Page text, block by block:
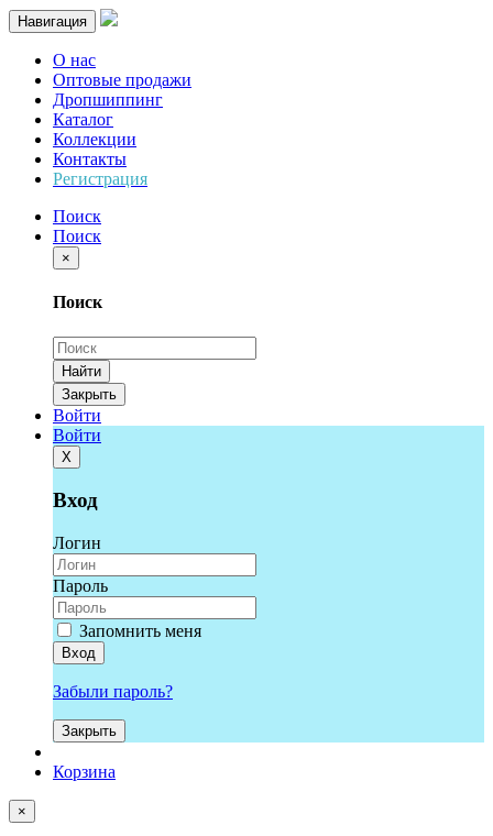
Навигация
О нас
Оптовые продажи
Дропшиппинг
Каталог
Коллекции
Контакты
Регистрация
Поиск
Поиск
×
Поиск
Найти
Закрыть
Войти
Войти
Х
Вход
Логин
Пароль
Запомнить меня
Вход
Забыли пароль?
Закрыть
Корзина
×